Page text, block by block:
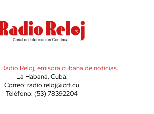
Radio Reloj, emisora cubana de noticias.
La Habana, Cuba.
Correo: radio.reloj@icrt.cu
Teléfono: (53) 78392204